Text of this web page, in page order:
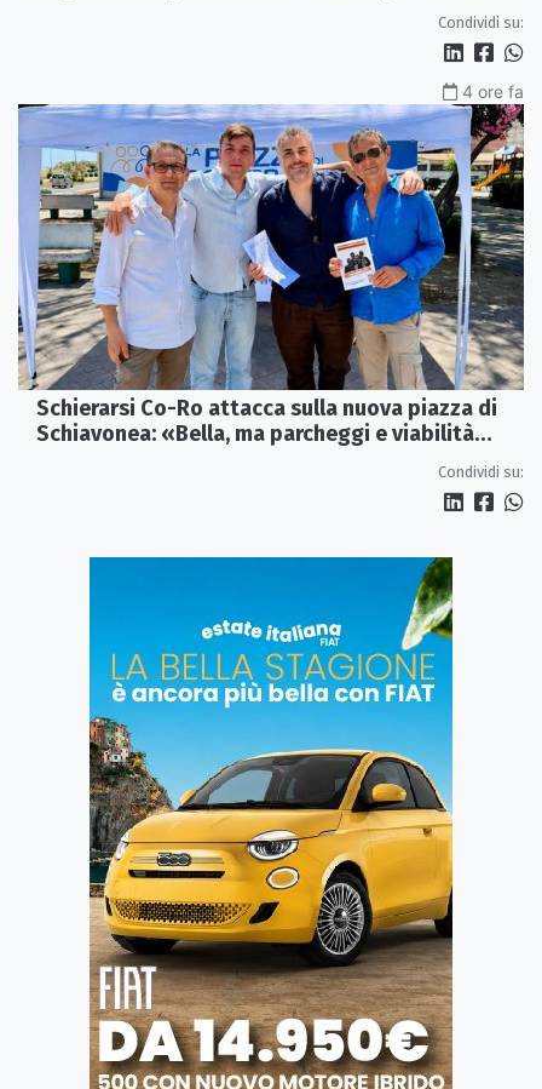
Condividi su:
4 ore fa
Schierarsi Co-Ro attacca sulla nuova piazza di
Schiavonea: «Bella, ma parcheggi e viabilità
Condividi su: